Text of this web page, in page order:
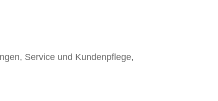
Service und Kundenpflege,